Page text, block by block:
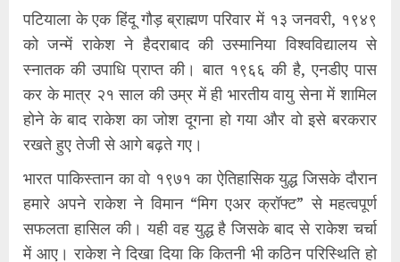
पटियाला के एक हिंदू गौड़ ब्राह्मण परिवार में १३ जनवरी, १९४९
को जन्में राकेश ने हैदराबाद की उस्मानिया विश्वविद्यालय से
स्नातक की उपाधि प्राप्त की। बात १९६६ की है, एनडीए पास
कर के मात्र २१ साल की उम्र में ही भारतीय वायु सेना में शामिल
होने के बाद राकेश का जोश दूगना हो गया और वो इसे बरकरार
रखते हुए तेजी से आगे बढ़ते गए।
भारत पाकिस्तान का वो १९७१ का ऐतिहासिक युद्ध जिसके दौरान
हमारे अपने राकेश ने विमान “मिग एअर क्रॉफ्ट” से महत्वपूर्ण
सफलता हासिल की। यही वह युद्ध है जिसके बाद से राकेश चर्चा
में आए। राकेश ने दिखा दिया कि कितनी भी कठिन परिस्थिति हो